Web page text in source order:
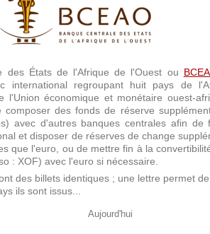
des États de l'Afrique de l'Ouest ou
international regroupant huit pays de
l'Union économique et monétaire ouest-
composer des fonds de réserve
avec d'autres banques centrales afin de
et disposer de réserves de change
que l'euro, ou de mettre fin à la
: XOF) avec l'euro si nécessaire.
des billets identiques ; une lettre permet de
ils sont issus...
Aujourd'hui